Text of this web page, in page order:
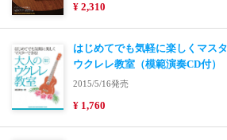
¥ 2,310
はじめてでも気軽に楽しくマス
ウクレレ教室（模範演奏CD付）
2015/5/16発売
¥ 1,760